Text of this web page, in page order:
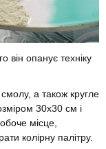
він опанує техніку
а також кругле
30х30 см і
місце,
колірну палітру.